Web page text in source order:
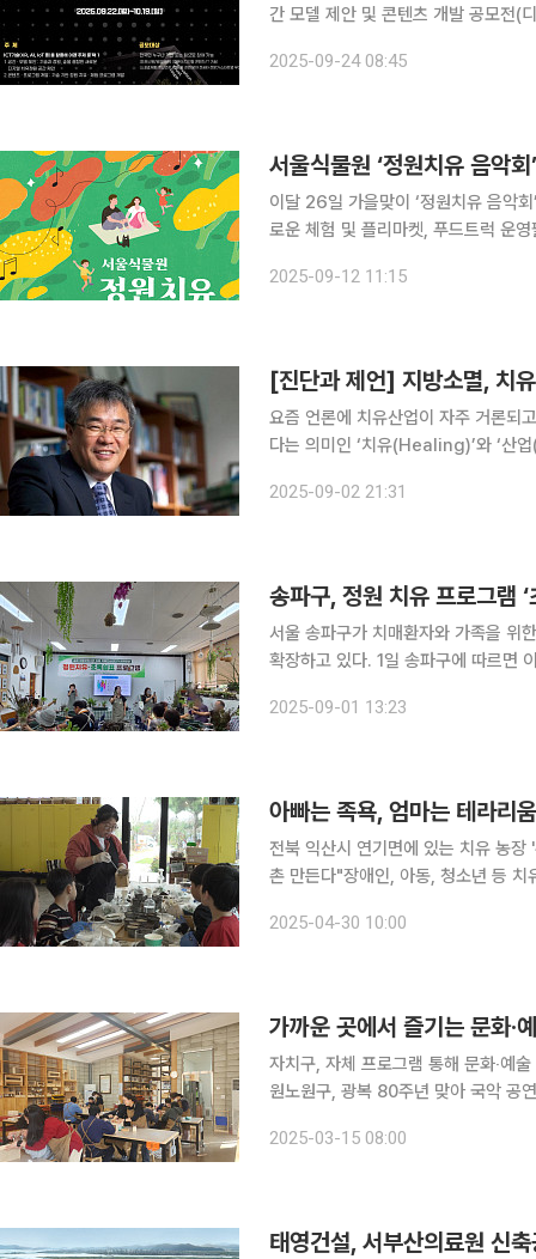
간 모델 제안 및 콘텐츠 개발 공모전(디
공간이다. LED를 활용한 미디어 파
2025-09-24 08:45
서울식물원 ‘정원치유 음악
이달 26일 가을맞이 ‘정원치유 음악
로운 체험 및 플리마켓, 푸드트럭 운
2025-09-12 11:15
[진단과 제언] 지방소멸, 치
요즘 언론에 치유산업이 자주 거론되
다는 의미인 ‘치유(Healing)’와 ‘산
향상시키는 방향으로 발전함에 따라
2025-09-02 21:31
송파구, 정원 치유 프로그램
서울 송파구가 치매환자와 가족을 위
확장하고 있다. 1일 송파구에 따르면 이번 프로그램은 8월 19일 시작해 4일까지 신천근린공원에서
2025-09-01 13:23
전북 익산시 연기면에 있는 치유 농
촌 만든다"장애인, 아동, 청소년 등 치유농업사업 대상
거움은 물론 오랫동안 간직할 수 있는
2025-04-30 10:00
가까운 곳에서 즐기는 문화‧
자치구, 자체 프로그램 통해 문화‧예
원노원구, 광복 80주년 맞아 국악 공
운영하고 있다. 먼 곳까지 가지 않고
2025-03-15 08:00
태영건설, 서부산의료원 신